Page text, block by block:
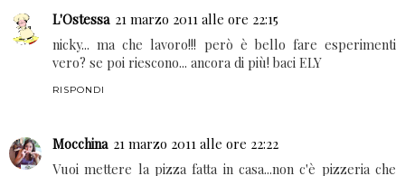
RISPONDI
L'Ostessa
21 marzo 2011 alle ore 22:15
RISPONDI